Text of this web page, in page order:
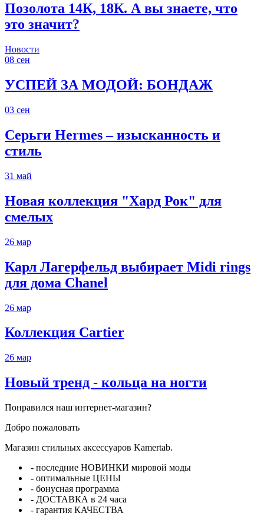
Позолота 14К, 18К. А вы знаете, что
это значит?
Новости
08 сен
УСПЕЙ ЗА МОДОЙ: БОНДАЖ
03 сен
Серьги Hermes – изысканность и
стиль
31 май
Новая коллекция "Хард Рок" для
смелых
26 мар
Карл Лагерфельд выбирает Midi rings
для дома Chanel
26 мар
Коллекция Cartier
26 мар
Новый тренд - кольца на ногти
Понравился наш интернет-магазин?
Добро пожаловать
Магазин стильных аксессуаров Kamertab.
- последние НОВИНКИ мировой моды
- оптимальные ЦЕНЫ
- бонусная программа
- ДОСТАВКА в 24 часа
- гарантия КАЧЕСТВА